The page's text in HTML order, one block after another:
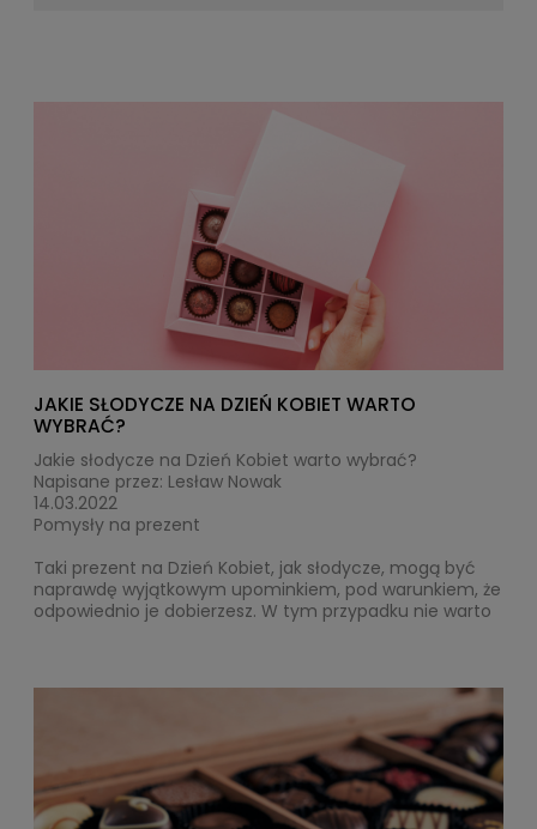
JAKIE SŁODYCZE NA DZIEŃ KOBIET WARTO
WYBRAĆ?
Jakie słodycze na Dzień Kobiet warto wybrać?
Napisane przez: Lesław Nowak
14.03.2022
Pomysły na prezent
Taki prezent na Dzień Kobiet, jak słodycze, mogą być
naprawdę wyjątkowym upominkiem, pod warunkiem, że
odpowiednio je dobierzesz. W tym przypadku nie warto
prostu warto się przygotować. Zwróć uwagę na to, jakie
rodzaje przekąsek wybiera najczęściej, o jakich często
mówi, a na jakie ma ochotę, ale uważa, że są za drogie?
Dzięki temu będziesz mógł stworzyć idealny zestaw,
który naprawdę zapadnie jej na długi w pamięć!
Prezent dla żony na Dzień Kobiet musi być wyjątkowy!